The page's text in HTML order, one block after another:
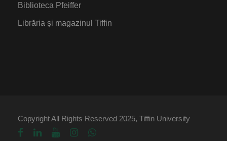
Biblioteca Pfeiffer
Librăria și magazinul Tiffin
Copyright All Rights Reserved 2025, Tiffin University